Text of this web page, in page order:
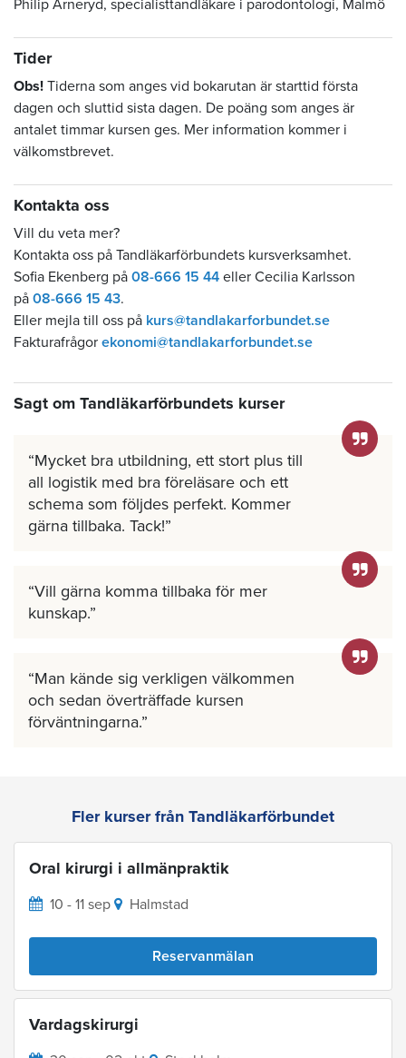
Philip Arneryd, specialisttandläkare i parodontologi, Malmö
Tider
Obs! Tiderna som anges vid bokarutan är starttid första
dagen och sluttid sista dagen. De poäng som anges är
antalet timmar kursen ges. Mer information kommer i
välkomstbrevet.
Kontakta oss
Vill du veta mer?
Kontakta oss på Tandläkarförbundets kursverksamhet.
Sofia Ekenberg på 08-666 15 44 eller Cecilia Karlsson
på 08-666 15 43.
Eller mejla till oss på kurs@tandlakarforbundet.se
Fakturafrågor ekonomi@tandlakarforbundet.se
Sagt om Tandläkarförbundets kurser
Mycket bra utbildning, ett stort plus till
all logistik med bra föreläsare och ett
schema som följdes perfekt. Kommer
gärna tillbaka. Tack!
Vill gärna komma tillbaka för mer
kunskap.
Man kände sig verkligen välkommen
och sedan överträffade kursen
förväntningarna.
Fler kurser från Tandläkarförbundet
Oral kirurgi i allmänpraktik
10 - 11 sep Halmstad
Reservanmälan
Vardagskirurgi